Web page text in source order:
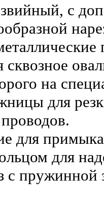
с
сквозное
на
для
для
для
с пружинной